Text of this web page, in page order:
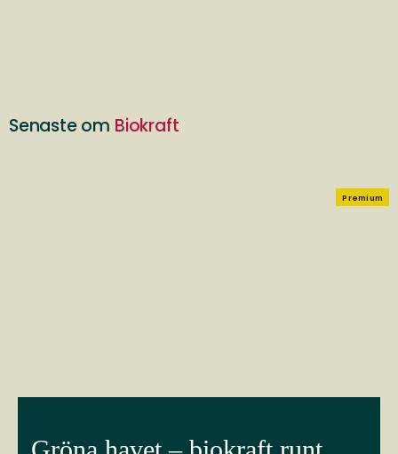
Senaste om Biokraft
Premium